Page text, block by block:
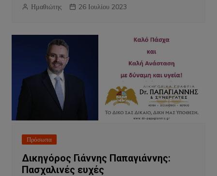
Ημαθιώτης 26 Ιουλίου 2023
Πρόσωπα
Δικηγόρος Γιάννης Παπαγιάννης:
Πασχαλινές ευχές